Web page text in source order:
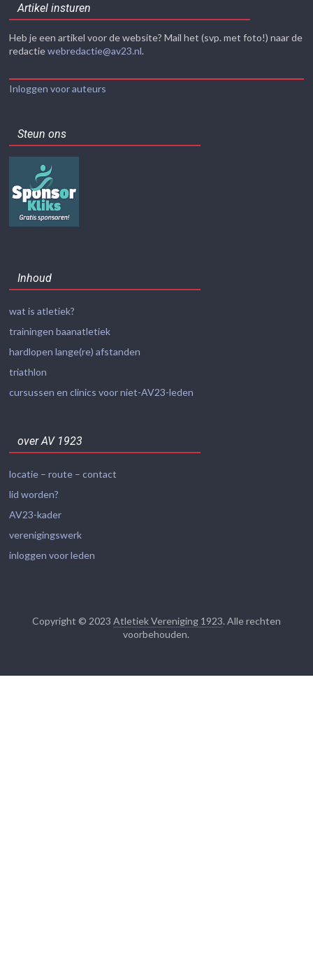
Artikel insturen
Heb je een artikel voor de website? Mail het (svp. met foto!) naar de
redactiewebredactie@av23.nl.
Inloggen voor auteurs
Steun ons
Inhoud
wat is atletiek?
trainingen baanatletiek
hardlopen lange(re) afstanden
triathlon
cursussen en clinics voor niet-AV23-leden
over AV 1923
locatie – route – contact
lid worden?
AV23-kader
verenigingswerk
inloggen voor leden
Copyright © 2023 Atletiek Vereniging 1923. Alle rechten
voorbehouden.